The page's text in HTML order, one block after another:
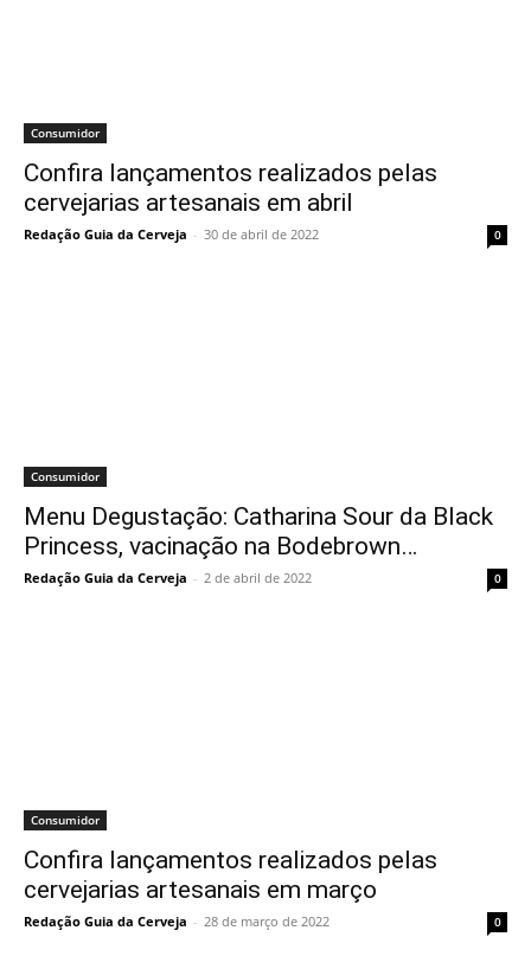
Consumidor
Confira lançamentos realizados pelas
cervejarias artesanais em abril
Redação Guia da Cerveja - 30 de abril de 2022 0
Consumidor
Menu Degustação: Catharina Sour da Black
Princess, vacinação na Bodebrown…
Redação Guia da Cerveja - 2 de abril de 2022 0
Consumidor
Confira lançamentos realizados pelas
cervejarias artesanais em março
Redação Guia da Cerveja - 28 de março de 2022 0